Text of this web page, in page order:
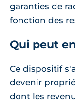
garanties de
fonction des
Qui peut
Ce dispositif
devenir
dont les